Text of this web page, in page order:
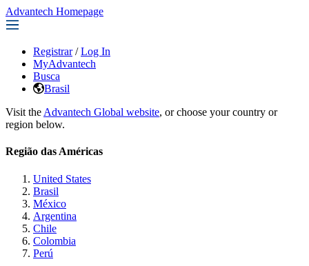
Advantech Homepage
Registrar / Log In
MyAdvantech
Busca
Brasil
Visit the Advantech Global website, or choose your country or
region below.
Região das Américas
United States
Brasil
México
Argentina
Chile
Colombia
Perú